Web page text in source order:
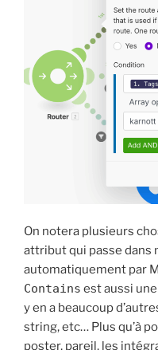
On notera plusieurs
attribut qui passe dans
automatiquement par
Contains est aussi
y en a beaucoup
string, etc… Plus qu’à
poster, pareil, les